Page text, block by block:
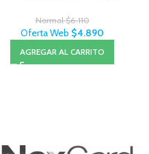
Normal$6.110
Oferta Web $4.890
AGREGAR AL CARRITO